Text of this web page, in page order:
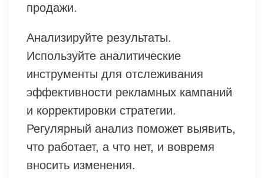
продажи.
Анализируйте результаты.
Используйте аналитические
инструменты для отслеживания
эффективности рекламных кампаний
и корректировки стратегии.
Регулярный анализ поможет выявить,
что работает, а что нет, и вовремя
вносить изменения.